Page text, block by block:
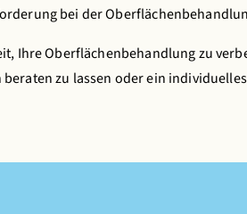
bei der
Ihre Oberflächenbehandlung zu
beraten zu lassen oder ein